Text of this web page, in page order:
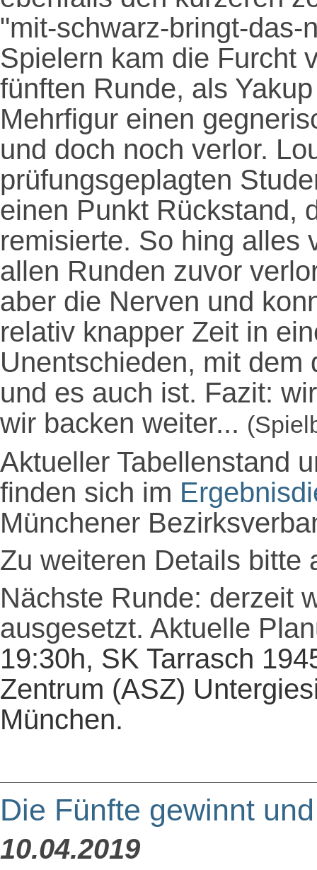
"mit-schwarz-bringt-das-
Spielern kam die Furcht
fünften Runde, als
Mehrfigur einen
und doch noch verlor.
prüfungsgeplagten
einen Punkt Rückstand,
remisierte. So hing alles
allen Runden zuvor
aber die Nerven und
relativ knapper Zeit in
Unentschieden, mit dem
und es auch ist. Fazit:
wir backen weiter...
Aktueller Tabellenstand
finden sich im
Münchener
Zu weiteren Details bitte
Nächste Runde: derzeit
ausgesetzt. Aktuelle
19:30h, SK Tarrasch
Zentrum (ASZ)
München.
Die Fünfte gewinnt
10.04.2019